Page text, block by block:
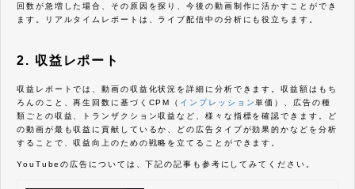
回数が急増した場合、その原因を探り、今後の動画制作に活かすことができ
ます。リアルタイムレポートは、ライブ配信中の分析にも役立ちます。
2. 収益レポート
収益レポートでは、動画の収益化状況を詳細に分析できます。収益額はもち
ろんのこと、再生回数に基づくCPM（ インプレッション 単価）、広告の種
類ごとの収益、トランザクション収益など、様々な指標を確認できます。ど
の動画が最も収益に貢献しているか、どの広告タイプが効果的かなどを分析
することで、収益向上のための戦略を立てることができます。
YouTubeの広告については、下記の記事も参考にしてみてください。